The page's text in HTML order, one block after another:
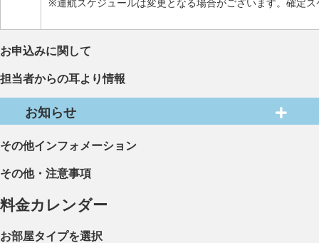
お申込みに関して
担当者からの耳より情報
お知らせ
その他インフォメーション
その他・注意事項
料金カレンダー
お部屋タイプを選択